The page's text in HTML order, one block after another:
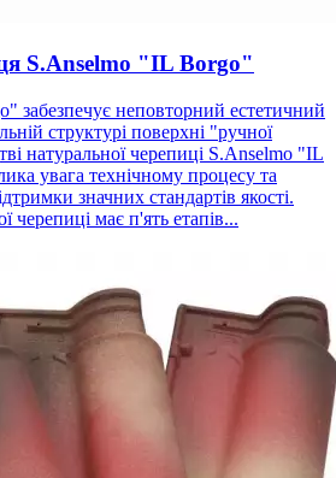
S.Anselmo "IL Borgo"
забезпечує неповторний естетичний
структурі поверхні "ручної
натуральної черепиці S.Anselmo "IL
увага технічному процесу та
значних стандартів якості.
черепиці має п'ять етапів...